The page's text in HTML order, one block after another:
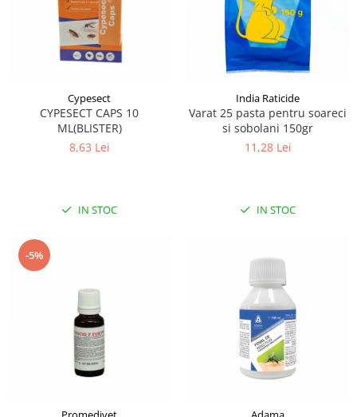
Cypesect
CYPESECT CAPS 10
ML(BLISTER)
8,63 Lei
IN STOC
India Raticide
Varat 25 pasta pentru soareci
si sobolani 150gr
11,28 Lei
IN STOC
-5%